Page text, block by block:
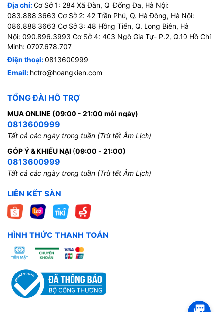
Địa chỉ:Cơ Sở 1: 284 Xã Đàn, Q. Đống Đa, Hà Nội:
083.888.3663 Cơ Sở 2: 42 Trần Phú, Q. Hà Đông, Hà Nội:
086.888.3663 Cơ Sở 3: 48 Hồng Tiến, Q. Long Biên, Hà
Nội: 090.896.3993 Cơ Sở 4: 403 Ngô Gia Tự- P.2, Q.10 Hồ Chí
Minh: 0707.678.707
Điện thoại:0813600999
Email: hotro@hoangkien.com
TỔNG ĐÀI HỖ TRỢ
MUA ONLINE (09:00 - 21:00 mỗi ngày)
0813600999
Tất cả các ngày trong tuần (Trừ tết Âm Lịch)
GÓP Ý & KHIẾU NẠI (09:00 - 21:00)
0813600999
Tất cả các ngày trong tuần (Trừ tết Âm Lịch)
LIÊN KẾT SÀN
HÌNH THỨC THANH TOÁN